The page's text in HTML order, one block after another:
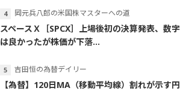
岡元兵八郎の米国株マスターへの道
スペースＸ［SPCX］上場後初の決算発表、数字
は良かったが株価が下落...
吉田恒の為替デイリー
【為替】120日MA（移動平均線）割れが示す円